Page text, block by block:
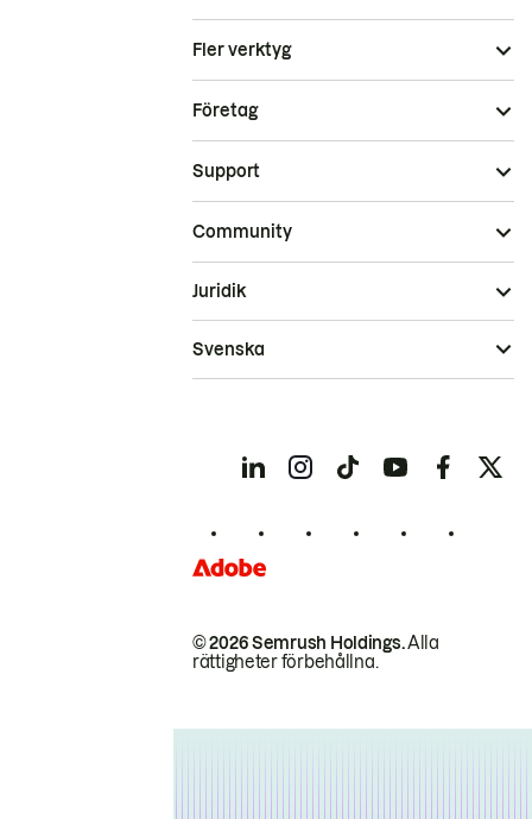
Fler verktyg
Företag
Support
Community
© 2026 Semrush Holdings.Alla
rättigheter förbehållna.
Juridik
Svenska